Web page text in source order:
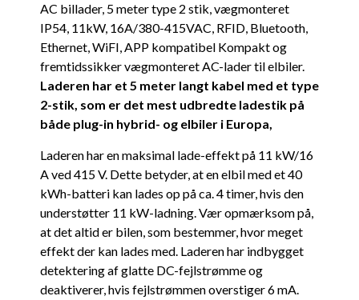
AC billader, 5 meter type 2 stik, vægmonteret
IP54, 11kW, 16A/380-415VAC, RFID, Bluetooth,
Ethernet, WiFI, APP kompatibel Kompakt og
fremtidssikker vægmonteret AC-lader til elbiler.
Laderen har et 5 meter langt kabel med et type
2-stik, som er det mest udbredte ladestik på
både plug-in hybrid- og elbiler i Europa,
Laderen har en maksimal lade-effekt på 11 kW/16
A ved 415 V. Dette betyder, at en elbil med et 40
kWh-batteri kan lades op på ca. 4 timer, hvis den
understøtter 11 kW-ladning. Vær opmærksom på,
at det altid er bilen, som bestemmer, hvor meget
effekt der kan lades med. Laderen har indbygget
detektering af glatte DC-fejlstrømme og
deaktiverer, hvis fejlstrømmen overstiger 6 mA.